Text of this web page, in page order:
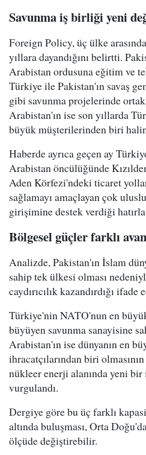
Savunma iş birliği yeni
Foreign Policy, üç ülke
yıllara dayandığını belirtti.
Arabistan ordusuna eğitim ve
Türkiye ile Pakistan'ın savaş
gibi savunma projelerinde
Arabistan'ın ise son yıllarda
büyük müşterilerinden biri
Haberde ayrıca geçen ay
Arabistan öncülüğünde
Aden Körfezi'ndeki ticaret
sağlamayı amaçlayan çok
girişimine destek verdiği
Bölgesel güçler farklı
Analizde, Pakistan'ın İslam
sahip tek ülkesi olması
caydırıcılık kazandırdığı ifade
Türkiye'nin NATO'nun en
büyüyen savunma sanayisine
Arabistan'ın ise dünyanın en
ihracatçılarından biri
nükleer enerji alanında yeni
vurgulandı.
Dergiye göre bu üç farklı
altında buluşması, Orta
ölçüde değiştirebilir.